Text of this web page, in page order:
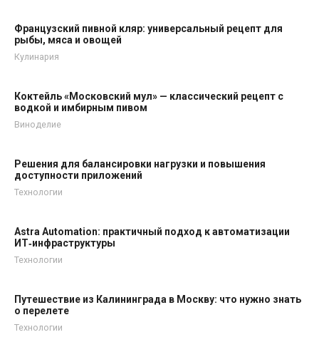
Французский пивной кляр: универсальный рецепт для
рыбы, мяса и овощей
Кулинария
Коктейль «Московский мул» — классический рецепт с
водкой и имбирным пивом
Виноделие
Решения для балансировки нагрузки и повышения
доступности приложений
Технологии
Astra Automation: практичный подход к автоматизации
ИТ‑инфраструктуры
Технологии
Путешествие из Калининграда в Москву: что нужно знать
о перелете
Технологии